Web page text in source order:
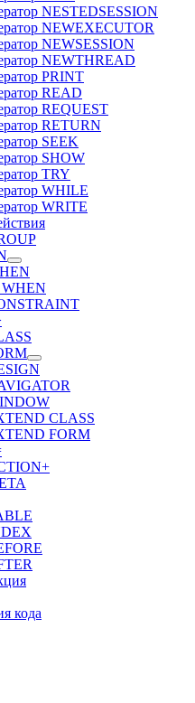
NESTEDSESSION
NEWEXECUTOR
NEWSESSION
NEWTHREAD
PRINT
READ
REQUEST
RETURN
SEEK
SHOW
TRY
WHILE
WRITE
CLASS
FORM
кода